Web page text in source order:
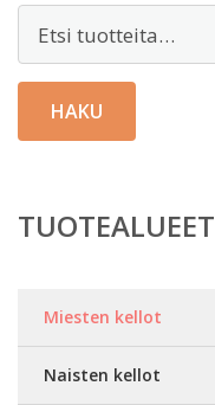
HAKU
TUOTEALUEET
Miesten kellot
Naisten kellot